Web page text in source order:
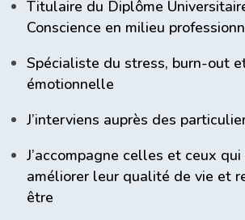
Titulaire du Diplôme
Conscience en milieu
Spécialiste du stress, burn-out
émotionnelle
J’interviens auprès des
J’accompagne celles et ceux
améliorer leur qualité de vie et
être